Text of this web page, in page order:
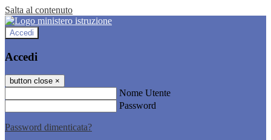
Salta al contenuto
Accedi
Accedi
button close ×
Nome Utente
Password
Password dimenticata?